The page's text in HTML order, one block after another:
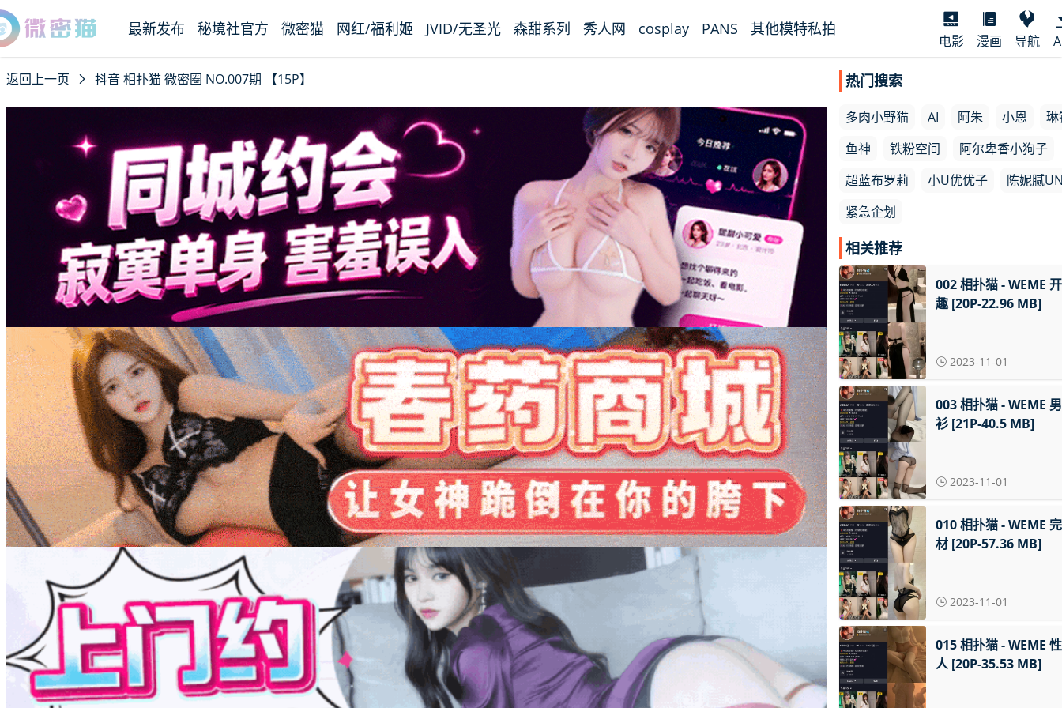
最新发布 秘境社官方 微密猫 网红/福利姬 JVID/无圣光 森甜系列 秀人网 cosplay PANS 其他模特私拍
电影 漫画 导航
返回上一页 抖音 相扑猫 微密圈 NO.007期 【15P】 热门搜索
多肉小野猫 AI 阿朱 小恩
琳
鱼神
铁粉空间
阿尔卑香小狗子
超蓝布罗莉
小U优优子
陈妮腻
紧急企划
相关推荐
002 相扑猫 - WEME
趣 [20P-22.96 MB]
2023-11-01
003 相扑猫 - WEME
衫 [21P-40.5 MB]
2023-11-01
010 相扑猫 - WEME
材 [20P-57.36 MB]
2023-11-01
015 相扑猫 - WEME
人 [20P-35.53 MB]